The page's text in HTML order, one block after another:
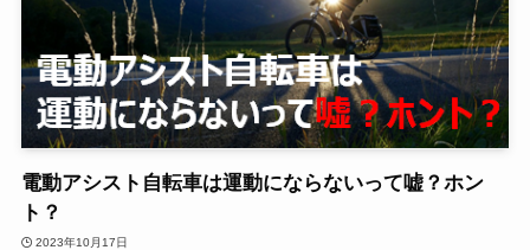
電動アシスト自転車は運動にならないって嘘？ホン
ト？
2023年10月17日